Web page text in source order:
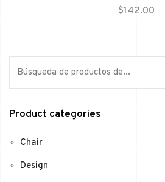
$142.00
Product categories
Chair
Design